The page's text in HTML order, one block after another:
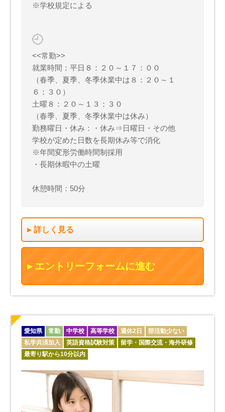
※学校規定による
<<常勤>>
就業時間：平日８：２０～１７：００
（春季、夏季、冬季休業中は８：２０～１
６：３０）
土曜８：２０～１３：３０
（春季、夏季、冬季休業中は休み）
勤務曜日・休み：・休み⇒日曜日・その他
学校が定めた日数を長期休み等で消化
※年間変形労働時間制採用
・長期休暇中の土曜
休憩時間：50分
詳しく見る
エントリーフォームに進む
愛知県 常勤 中学校 高等学校 週休2日
部活動少ない
私学共済加入
英語資格試験対策
留学・国際交流・海外研修
最寄り駅から10分以内